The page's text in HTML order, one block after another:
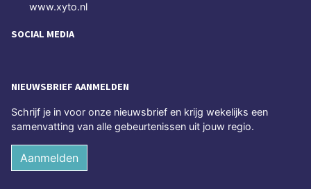
www.xyto.nl
SOCIAL MEDIA
NIEUWSBRIEF AANMELDEN
Schrijf je in voor onze nieuwsbrief en krijg wekelijks een
samenvatting van alle gebeurtenissen uit jouw regio.
Aanmelden